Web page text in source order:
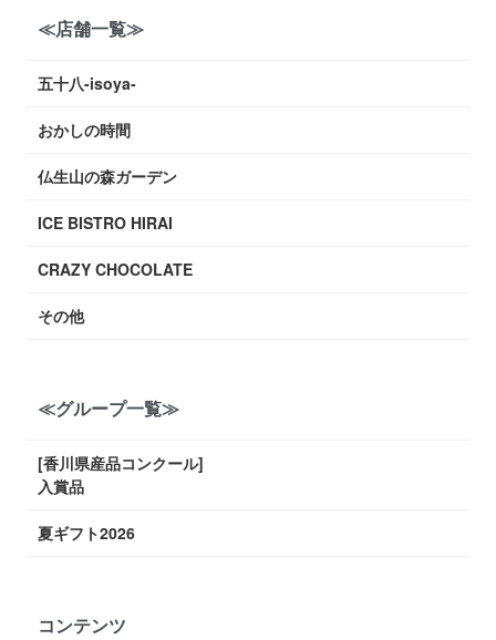
≪店舗一覧≫
五十八-isoya-
おかしの時間
仏生山の森ガーデン
ICE BISTRO HIRAI
CRAZY CHOCOLATE
その他
≪グループ一覧≫
[香川県産品コンクール]
入賞品
夏ギフト2026
コンテンツ